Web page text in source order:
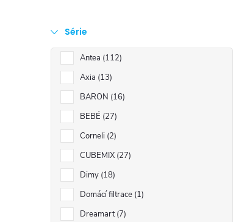
Série
Antea 112
Axia 13
BARON 16
BEBÉ 27
Corneli 2
CUBEMIX 27
Dimy 18
Domácí filtrace 1
Dreamart 7